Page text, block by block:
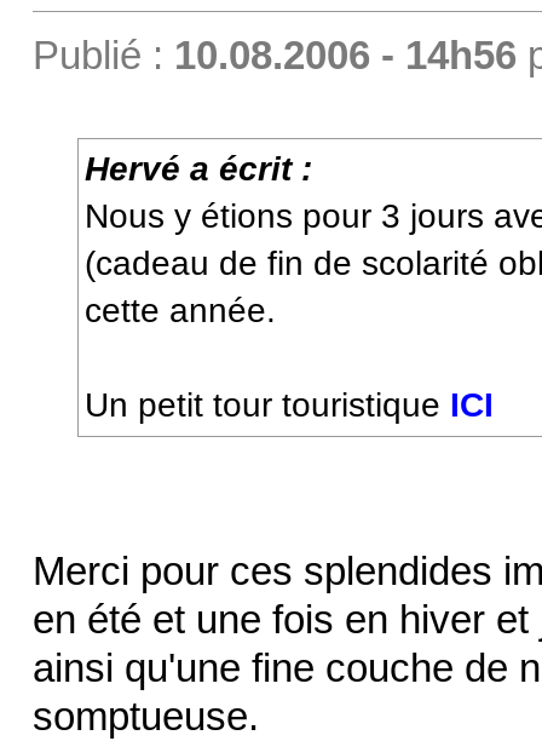
Publié : 10.08.2006 - 14h56
Hervé a écrit :
Nous y étions pour 3 jours
(cadeau de fin de scolarité
cette année.
Un petit tour touristique ICI
Merci pour ces splendides
en été et une fois en hiver
ainsi qu'une fine couche de
somptueuse.